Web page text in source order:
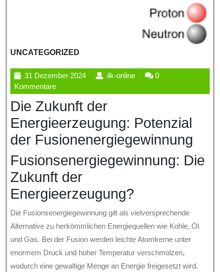
UNCATEGORIZED
31 Dezember 202431
2024
ilk-onlineilk-
0
Kommentare
Die Zukunft der
Energieerzeugung: Potenzial
der Fusionenergiegewinnung
Fusionsenergiegewinnung: Die
Zukunft der
Energieerzeugung?
Die Fusionsenergiegewinnung gilt als vielversprechende
Alternative zu herkömmlichen Energiequellen wie Kohle, Öl
und Gas. Bei der Fusion werden leichte Atomkerne unter
enormem Druck und hoher Temperatur verschmolzen,
wodurch eine gewaltige Menge an Energie freigesetzt wird.